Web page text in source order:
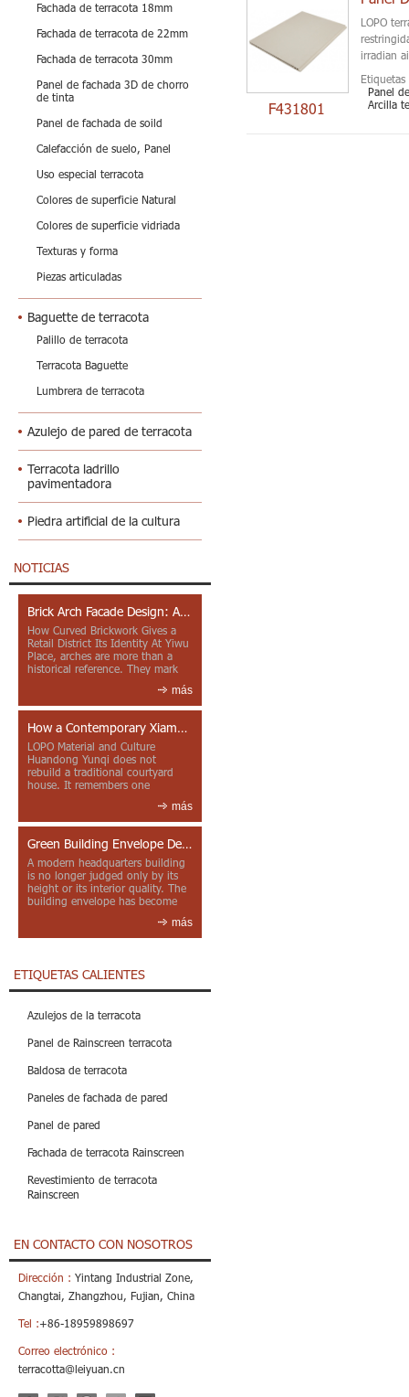
Fachada de terracota 18mm
Fachada de terracota de 22mm
Fachada de terracota 30mm
Panel de fachada 3D de chorro
de tinta
Panel de fachada de soild
Calefacción de suelo, Panel
Uso especial terracota
Colores de superficie Natural
Colores de superficie vidriada
Texturas y forma
Piezas articuladas
Baguette de terracota
Palillo de terracota
Terracota Baguette
Lumbrera de terracota
Azulejo de pared de terracota
Terracota ladrillo
pavimentadora
Piedra artificial de la cultura
NOTICIAS
Brick Arch Facade Design: A Closer Look at Yiwu Place
How Curved Brickwork Gives a
Retail District Its Identity At Yiwu
Place, arches are more than a
historical reference. They mark
más
How a Contemporary Xiamen Project Reframes Minnan Red Brick
LOPO Material and Culture
Huandong Yunqi does not
rebuild a traditional courtyard
house. It remembers one
más
Green Building Envelope Design: Clay Sunscreen Fins for Modern Headquarters Architecture
A modern headquarters building
is no longer judged only by its
height or its interior quality. The
building envelope has become
más
ETIQUETAS CALIENTES
Azulejos de la terracota
Panel de Rainscreen terracota
Baldosa de terracota
Paneles de fachada de pared
Panel de pared
Fachada de terracota Rainscreen
Revestimiento de terracota
Rainscreen
EN CONTACTO CON NOSOTROS
Dirección : Yintang Industrial Zone,
Changtai, Zhangzhou, Fujian, China
Tel :+86-18959898697
Correo electrónico :
terracotta@leiyuan.cn
F431801
LOPO
irradian
Panel
Arcilla